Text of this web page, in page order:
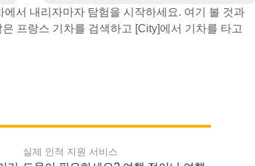
서 내리자마자 탐험을 시작하세요. 여기 볼 것과
프랑스 기차를 검색하고 [City]에서 기차를 타고
실제 인적 지원 서비스